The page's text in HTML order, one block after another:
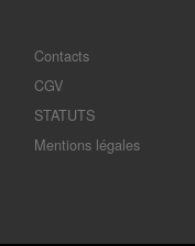
Contacts
CGV
STATUTS
Mentions légales